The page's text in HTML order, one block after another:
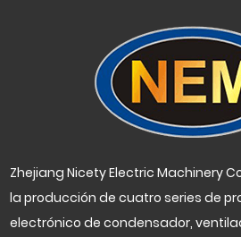
Zhejiang Nicety Electric Machinery
la producción de cuatro series de
electrónico de condensador,